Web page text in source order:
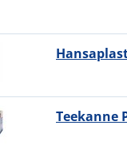
Teekanne